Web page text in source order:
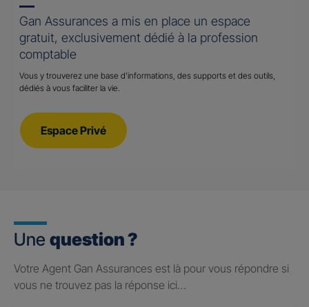
Gan Assurances a mis en place un espace
gratuit, exclusivement dédié à la profession
comptable
Vous y trouverez une base d’informations, des supports et des outils,
dédiés à vous faciliter la vie.
Espace Privé
Une question ?
Votre Agent Gan Assurances est là pour vous répondre si
vous ne trouvez pas la réponse ici…